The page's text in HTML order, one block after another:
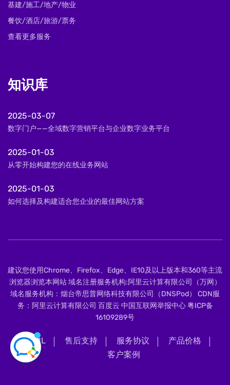
基建/施工/地产/物业
餐饮/酒店/旅游/票务
查看更多服务
知识库
2025-03-07
数字门户——全域数字营销平台与企业数字业务平台
2025-01-03
从零开始构建您的在线业务网站
2025-01-03
如何选择及构建适合您企业的最佳网站方案
建议您使用Chrome、Firefox、Edge、IE10及以上版本和360等主流
浏览器浏览本网站 域名注册服务机构:阿里云计算有限公司（万网）
域名服务机构：烟台帝思普网络科技有限公司（DNSPod） CDN服
务：阿里云计算有限公司 百度云 中国互联网举报中心粤ICP备
16109289号
XML 售后支持 服务协议
产品价格
客户案例